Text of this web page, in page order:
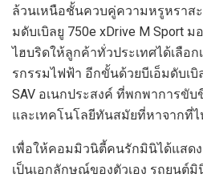
ล้วนเหนือชั้นควบคู่ความหรูหราส
มดับเบิลยู 750e xDrive M Sport ม
ไฮบริดให้ลูกค้าทั่วประเทศได้เลือก
รกรรมไฟฟ้า อีกขั้นด้วยบีเอ็มดับเบิ
SAV อเนกประสงค์ ที่พกพาการขับ
และเทคโนโลยีทนสมัยที่หาจากที่
เพื่อให้คอมมิวนิตี้คนรักมินิได้แสด
เป็นเอกลักษณ์ของตัวเอง รถยนต์มิ